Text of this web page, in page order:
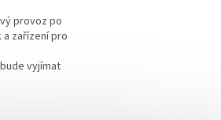
provoz po
zařízení pro
vyjímat